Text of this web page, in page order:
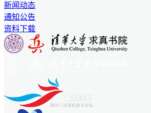
新闻动态
通知公告
资料下载